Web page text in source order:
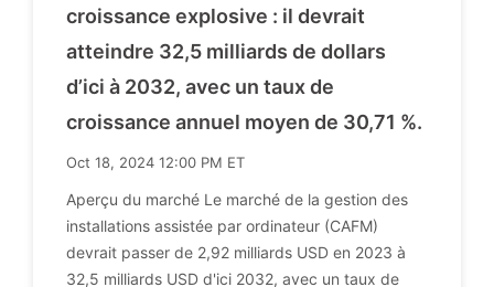
croissance explosive : il devrait
atteindre 32,5 milliards de dollars
d’ici à 2032, avec un taux de
croissance annuel moyen de 30,71 %.
Oct 18, 2024 12:00 PM ET
Aperçu du marché Le marché de la gestion des
installations assistée par ordinateur (CAFM)
devrait passer de 2,92 milliards USD en 2023 à
32,5 milliards USD d'ici 2032, avec un taux de